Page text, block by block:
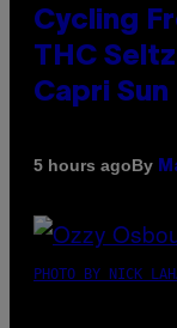
Cycling
THC
Capri
5 hours agoBy
PHOTO BY NICK